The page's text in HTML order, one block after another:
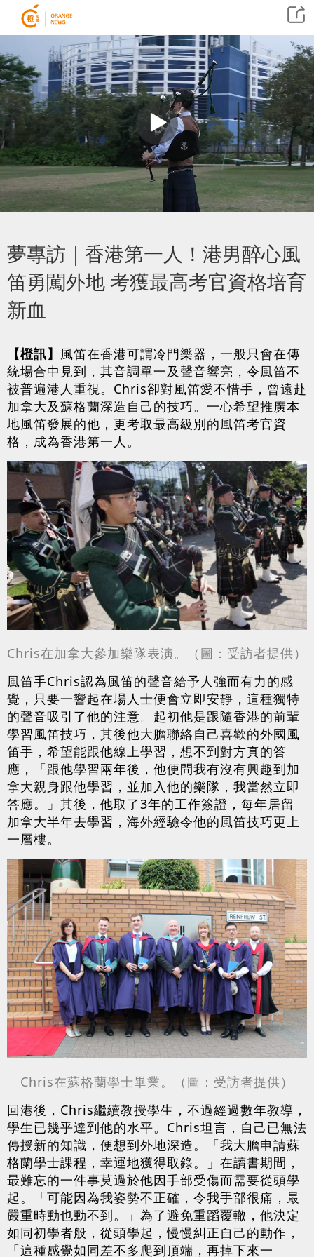
夢專訪｜香港第一人！港男醉心風
笛勇闖外地 考獲最高考官資格培育
新血
【橙訊】 風笛在香港可謂冷門樂器，一般只會在傳
統場合中見到，其音調單一及聲音響亮，令風笛不
被普遍港人重視。Chris卻對風笛愛不惜手，曾遠赴
加拿大及蘇格蘭深造自己的技巧。一心希望推廣本
地風笛發展的他，更考取最高級別的風笛考官資
格，成為香港第一人。
Chris在加拿大參加樂隊表演。（圖：受訪者提供）
風笛手Chris認為風笛的聲音給予人強而有力的感
覺，只要一響起在場人士便會立即安靜，這種獨特
的聲音吸引了他的注意。起初他是跟隨香港的前輩
學習風笛技巧，其後他大膽聯絡自己喜歡的外國風
笛手，希望能跟他線上學習，想不到對方真的答
應，「跟他學習兩年後，他便問我有沒有興趣到加
拿大親身跟他學習，並加入他的樂隊，我當然立即
答應。」其後，他取了3年的工作簽證，每年居留
加拿大半年去學習，海外經驗令他的風笛技巧更上
一層樓。
Chris在蘇格蘭學士畢業。
（圖：受訪者提供）
回港後，Chris繼續教授學生，不過經過數年教導，
學生已幾乎達到他的水平。Chris坦言，自己已無法
傳授新的知識，便想到外地深造。「我大膽申請蘇
格蘭學士課程，幸運地獲得取錄。」在讀書期間，
最難忘的一件事莫過於他因手部受傷而需要從頭學
起。「可能因為我姿勢不正確，令我手部很痛，最
嚴重時動也動不到。」為了避免重蹈覆轍，他決定
如同初學者般，從頭學起，慢慢糾正自己的動作，
「這種感覺如同差不多爬到頂端，再掉下來一